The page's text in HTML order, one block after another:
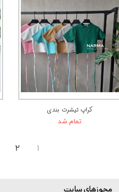
کراپ تیشرت بندی
تمام شد
۱ ۲